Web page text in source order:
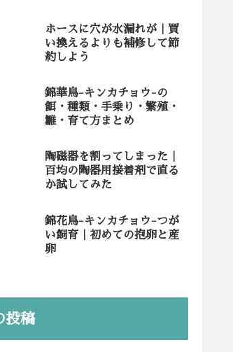
ホースに穴が水漏れが｜買
い換えるよりも補修して節
約しよう
錦華鳥-キンカチョウ-の
餌・種類・手乗り・繁殖・
雛・育て方まとめ
陶磁器を割ってしまった｜
百均の陶器用接着剤で直る
か試してみた
錦花鳥-キンカチョウ-つが
い飼育｜初めての抱卵と産
卵
投稿